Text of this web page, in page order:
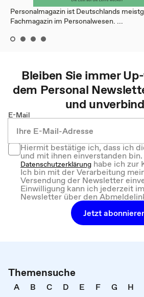
Personalmagazin ist Deutschlands
Fachmagazin im Personalwesen. ...
Bleiben Sie immer
dem Personal
und
E-Mail
Hiermit bestätige ich, dass ich
und mit ihnen einverstanden bin.
Datenschutzerklärung habe ich zur
Ich bin mit der Verarbeitung
Versendung der Newsletter
Einwilligung kann ich jederzeit
Newsletter über den
Jetzt
Themensuche
A B C D E F G H